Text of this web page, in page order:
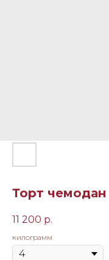
Торт чемодан
11 200 р.
килограмм